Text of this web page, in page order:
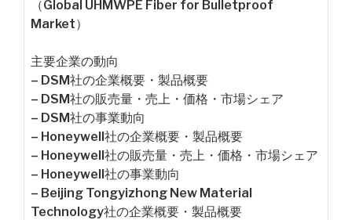
（Global UHMWPE Fiber for Bulletproof
Market）
主要企業の動向
– DSM社の企業概要・製品概要
– DSM社の販売量・売上・価格・市場シェア
– DSM社の事業動向
– Honeywell社の企業概要・製品概要
– Honeywell社の販売量・売上・価格・市場シェア
– Honeywell社の事業動向
– Beijing Tongyizhong New Material
Technology社の企業概要・製品概要